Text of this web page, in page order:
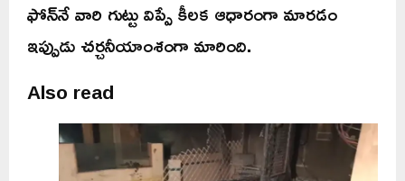
ఫోన్‌నే వారి గుట్టు విప్పే కీలక ఆధారంగా మారడం
ఇప్పుడు చర్చనీయాంశంగా మారింది.
Also read